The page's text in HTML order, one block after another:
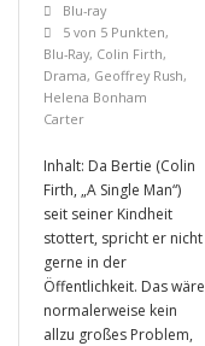
Blu-ray
5 von 5 Punkten,
Blu-Ray, Colin Firth,
Drama, Geoffrey Rush,
Helena Bonham
Carter
Inhalt: Da Bertie (Colin
Firth, „A Single Man“)
seit seiner Kindheit
stottert, spricht er nicht
gerne in der
Öffentlichkeit. Das wäre
normalerweise kein
allzu großes Problem,